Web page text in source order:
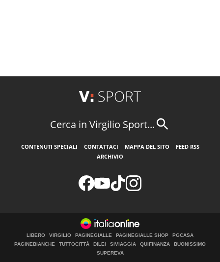
Cerca in Virgilio Sport...
CONTENUTI SPECIALI CONTATTACI MAPPA DEL SITO
FEED RSS
ARCHIVIO
LIBERO VIRGILIO PAGINEGIALLE PAGINEGIALLE SHOP
PGCASA
PAGINEBIANCHE
TUTTOCITTÀ DILEI SIVIAGGIA QUIFINANZA
BUONISSIMO
SUPEREVA